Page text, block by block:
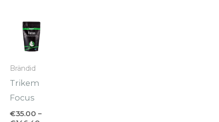
Brändid
Trikem
Focus
€35.00 –
€35.00
kuni
Sellel
tootel
mitu
varianti.
Valikuid